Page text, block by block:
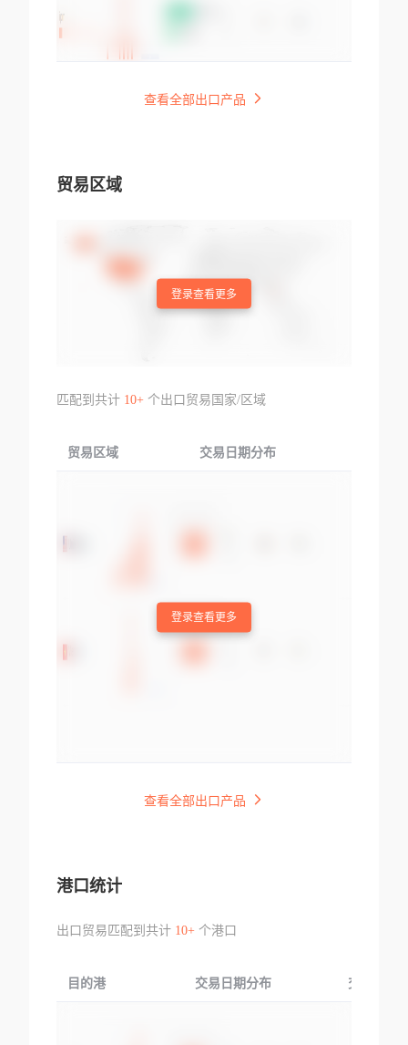
查看全部出口产品
贸易区域
登录查看更多
匹配到共计 10+个出口贸易国家/区域
贸易区域 交易日期分布
登录查看更多
查看全部出口产品
港口统计
出口贸易匹配到共计 10+个港口
目的港 交易日期分布 交易产品